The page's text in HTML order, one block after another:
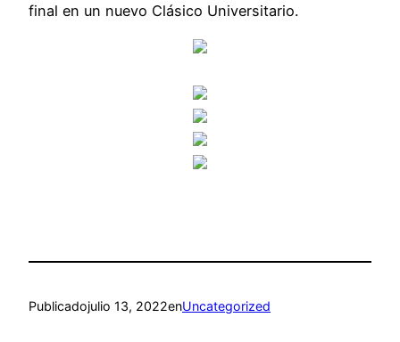
final en un nuevo Clásico Universitario.
Publicadojulio 13, 2022enUncategorized